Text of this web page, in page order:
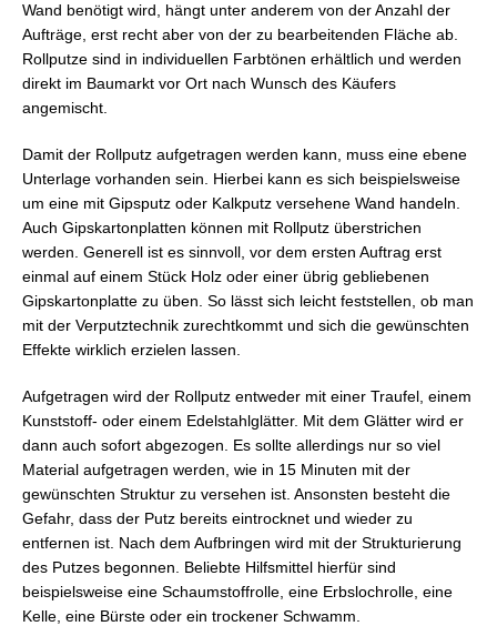
Wand benötigt wird, hängt unter anderem von der Anzahl der
Aufträge, erst recht aber von der zu bearbeitenden Fläche ab.
Rollputze sind in individuellen Farbtönen erhältlich und werden
direkt im Baumarkt vor Ort nach Wunsch des Käufers
angemischt.
Damit der Rollputz aufgetragen werden kann, muss eine ebene
Unterlage vorhanden sein. Hierbei kann es sich beispielsweise
um eine mit Gipsputz oder Kalkputz versehene Wand handeln.
Auch Gipskartonplatten können mit Rollputz überstrichen
werden. Generell ist es sinnvoll, vor dem ersten Auftrag erst
einmal auf einem Stück Holz oder einer übrig gebliebenen
Gipskartonplatte zu üben. So lässt sich leicht feststellen, ob man
mit der Verputztechnik zurechtkommt und sich die gewünschten
Effekte wirklich erzielen lassen.
Aufgetragen wird der Rollputz entweder mit einer Traufel, einem
Kunststoff- oder einem Edelstahlglätter. Mit dem Glätter wird er
dann auch sofort abgezogen. Es sollte allerdings nur so viel
Material aufgetragen werden, wie in 15 Minuten mit der
gewünschten Struktur zu versehen ist. Ansonsten besteht die
Gefahr, dass der Putz bereits eintrocknet und wieder zu
entfernen ist. Nach dem Aufbringen wird mit der Strukturierung
des Putzes begonnen. Beliebte Hilfsmittel hierfür sind
beispielsweise eine Schaumstoffrolle, eine Erbslochrolle, eine
Kelle, eine Bürste oder ein trockener Schwamm.